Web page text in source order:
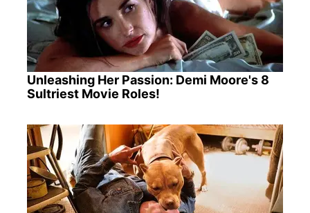
Unleashing Her Passion: Demi Moore's 8
Sultriest Movie Roles!